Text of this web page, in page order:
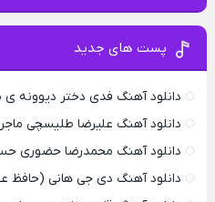
پست های جدید
دانلود آهنگ فدی دختر دیوونه
دانلود آهنگ علیرضا طلیسچی
دانلود آهنگ محمدرضا حضورى
دانلود آهنگ دی جی هانی (حافظ